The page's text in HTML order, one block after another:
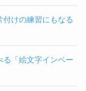
付けの練習にもなる
る「絵文字インベー